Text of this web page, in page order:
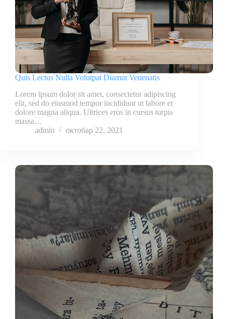
Quis Lectus Nulla Volutpat Diamut Venenatis
Lorem ipsum dolor sit amet, consectetur adipiscing
elit, sed do eiusmod tempor incididunt ut labore et
dolore magna aliqua. Ultrices eros in cursus turpis
massa…
admin
октобар 22, 2021